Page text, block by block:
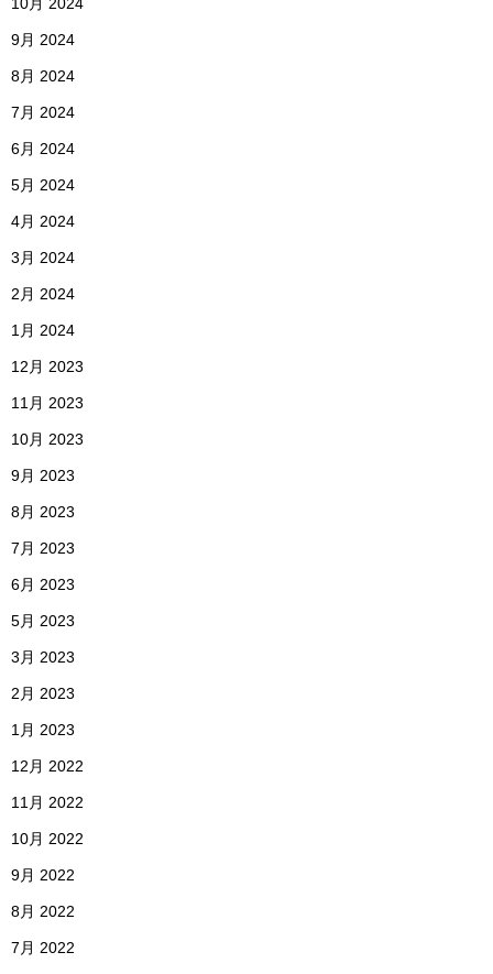
10月 2024
9月 2024
8月 2024
7月 2024
6月 2024
5月 2024
4月 2024
3月 2024
2月 2024
1月 2024
12月 2023
11月 2023
10月 2023
9月 2023
8月 2023
7月 2023
6月 2023
5月 2023
3月 2023
2月 2023
1月 2023
12月 2022
11月 2022
10月 2022
9月 2022
8月 2022
7月 2022